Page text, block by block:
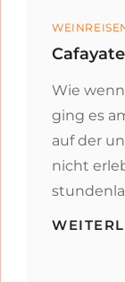
Cafayate
Wie
ging es
auf der
nicht